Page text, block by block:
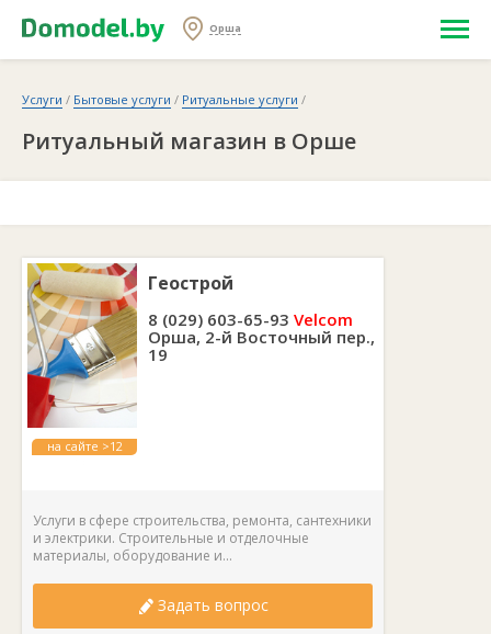
Орша
Услуги / Бытовые услуги / Ритуальные услуги /
Ритуальный магазин в Орше
на сайте >12
Геострой
8 (029) 603-65-93 Velcom
Орша, 2-й Восточный пер.,
19
Услуги в сфере строительства, ремонта, сантехники
и электрики. Строительные и отделочные
материалы, оборудование и...
Задать вопрос